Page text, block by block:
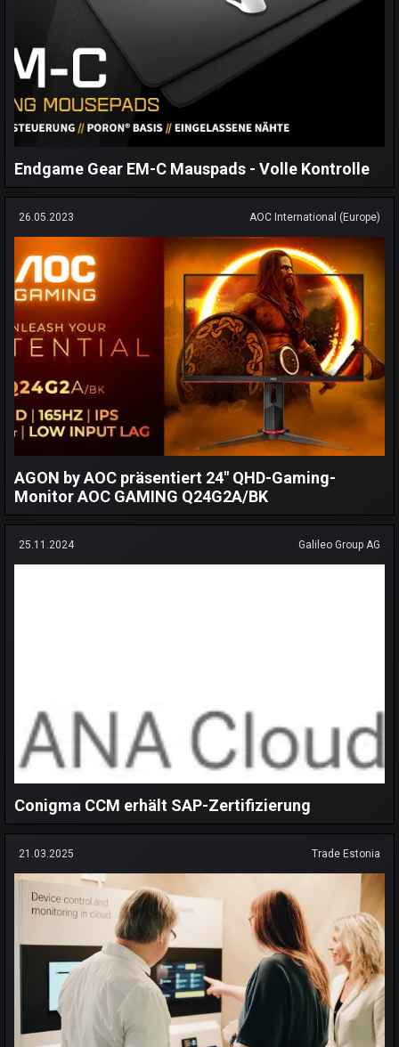
Endgame Gear EM-C Mauspads - Volle Kontrolle
26.05.2023 AOC International (Europe)
AGON by AOC präsentiert 24" QHD-Gaming-
Monitor AOC GAMING Q24G2A/BK
25.11.2024 Galileo Group AG
Conigma CCM erhält SAP-Zertifizierung
21.03.2025 Trade Estonia